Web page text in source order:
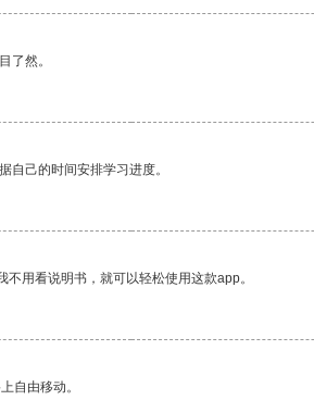
了然。
自己的时间安排学习进度。
用看说明书，就可以轻松使用这款app。
自由移动。